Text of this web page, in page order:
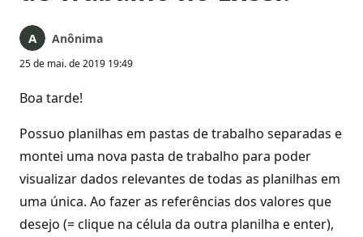
Anônima
25 de mai. de 2019 19:49
Boa tarde!
Possuo planilhas em pastas de trabalho separadas e
montei uma nova pasta de trabalho para poder
visualizar dados relevantes de todas as planilhas em
uma única. Ao fazer as referências dos valores que
desejo (= clique na célula da outra planilha e enter),